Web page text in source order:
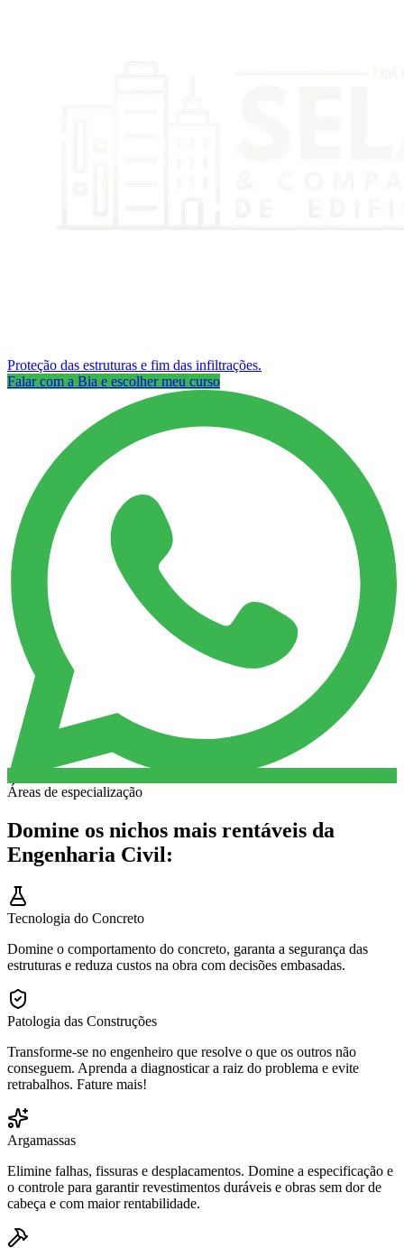
Proteção das estruturas e fim das infiltrações.
Falar com a Bia e escolher meu curso
Áreas de especialização
Domine os nichos mais rentáveis da
Engenharia Civil:
Tecnologia do Concreto
Domine o comportamento do concreto, garanta a segurança das
estruturas e reduza custos na obra com decisões embasadas.
Patologia das Construções
Transforme-se no engenheiro que resolve o que os outros não
conseguem. Aprenda a diagnosticar a raiz do problema e evite
retrabalhos. Fature mais!
Argamassas
Elimine falhas, fissuras e desplacamentos. Domine a especificação e
o controle para garantir revestimentos duráveis e obras sem dor de
cabeça e com maior rentabilidade.